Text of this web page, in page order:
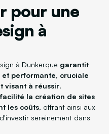
pour une
à
à Dunkerque garantit
performante, cruciale
visant à réussir.
facilité la création de sites
les coûts, offrant ainsi aux
sereinement dans